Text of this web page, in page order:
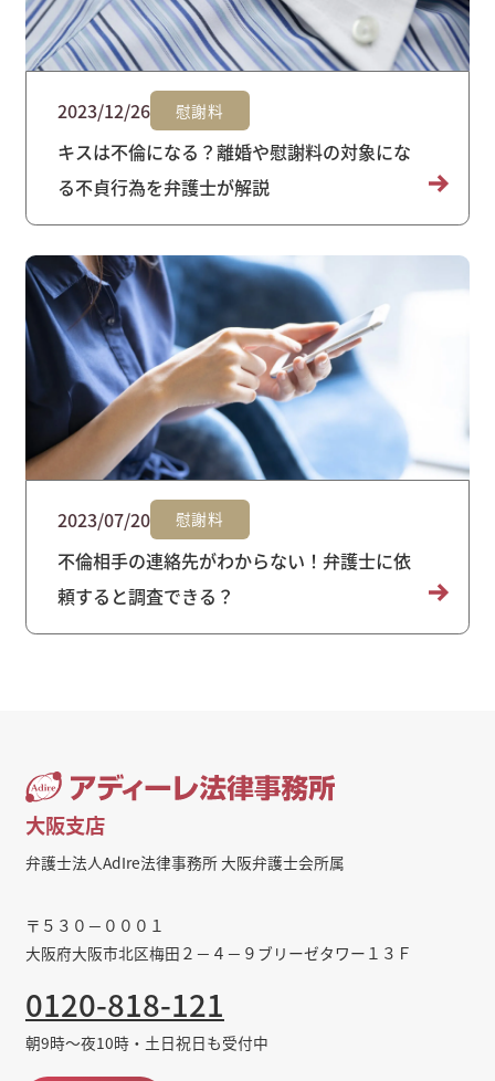
2023/12/26 慰謝料
キスは不倫になる？離婚や慰謝料の対象にな
る不貞行為を弁護士が解説
2023/07/20 慰謝料
不倫相手の連絡先がわからない！弁護士に依
頼すると調査できる？
大阪支店
弁護士法人AdIre法律事務所 大阪弁護士会所属
〒５３０－０００１
大阪府大阪市北区梅田２－４－９ブリーゼタワー１３Ｆ
0120-818-121
朝9時～夜10時・土日祝日も受付中